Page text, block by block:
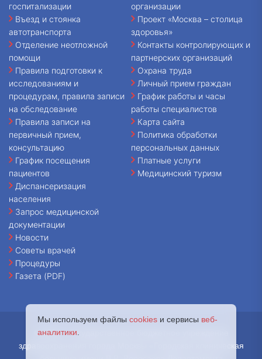
госпитализации
Въезд и стоянка
автотранспорта
Отделение неотложной
помощи
Правила подготовки к
исследованиям и
процедурам, правила записи
на обследование
Правила записи на
первичный прием,
консультацию
График посещения
пациентов
Диспансеризация
населения
Запрос медицинской
документации
Новости
Советы врачей
Процедуры
Газета (PDF)
организации
Проект «Москва – столица
здоровья»
Контакты контролирующих и
партнерских организаций
Охрана труда
Личный прием граждан
График работы и часы
работы специалистов
Карта сайта
Политика обработки
персональных данных
Платные услуги
Медицинский туризм
© 2026 - Государственное бюджетное учреждение
здравоохранения города Москвы «Городская клиническая
Мы используем файлы cookies и сервисы веб-
аналитики